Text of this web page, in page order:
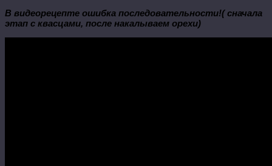
В видеорецепте ошибка последовательности!( сначала
этап с квасцами, после накалываем орехи)